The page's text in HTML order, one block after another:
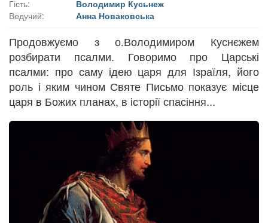
Гість:
Володимир Кусьнеж
Ведучий:
Анна Новаковська
Продовжуємо з о.Володимиром Куснєжем
розбирати псалми. Говоримо про Царські
псалми: про саму ідею царя для Ізраїля, його
роль і яким чином Святе Письмо показує місце
царя в Божих планах, в історії спасіння...